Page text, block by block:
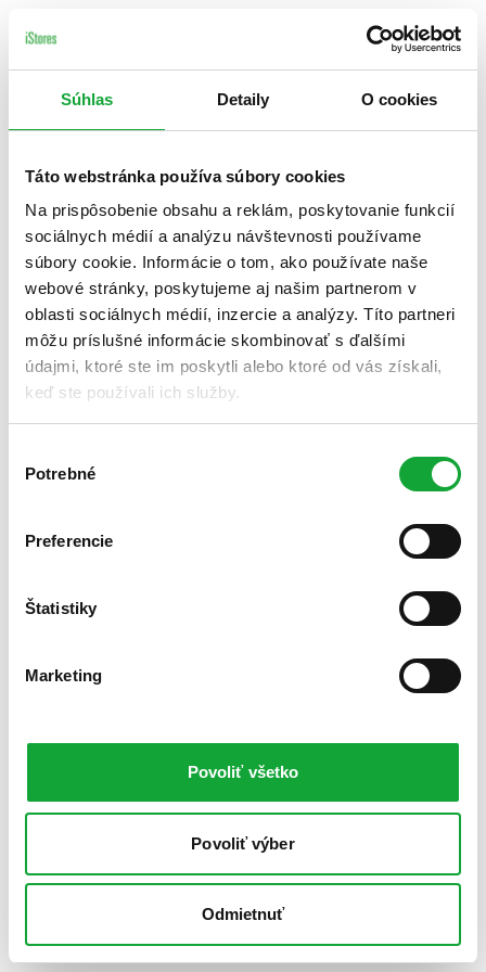
Súhlas Detaily O cookies
Táto webstránka používa súbory cookies
Na prispôsobenie obsahu a reklám, poskytovanie funkcií
sociálnych médií a analýzu návštevnosti používame
súbory cookie. Informácie o tom, ako používate naše
webové stránky, poskytujeme aj našim partnerom v
oblasti sociálnych médií, inzercie a analýzy. Títo partneri
môžu príslušné informácie skombinovať s ďalšími
údajmi, ktoré ste im poskytli alebo ktoré od vás získali,
keď ste používali ich služby.
súhlasu
Potrebné
Preferencie
Štatistiky
Marketing
Povoliť všetko
Povoliť výber
Odmietnuť